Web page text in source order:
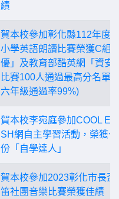
績
賀本校參加彰化縣112年度
小學英語朗讀比賽榮獲C組
優」及教育部酷英網「資安
比賽100人通過最高分名單(
六年級通過率99%)
賀本校李宛庭參加COOL
SH網自主學習活動，榮獲
份「自學達人」
賀本校參加2023彰化市長盃
笛社團音樂比賽榮獲佳績